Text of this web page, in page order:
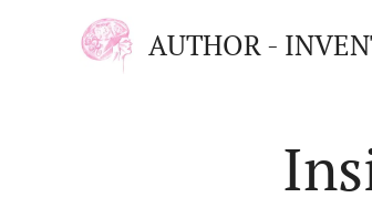
AUTHOR -